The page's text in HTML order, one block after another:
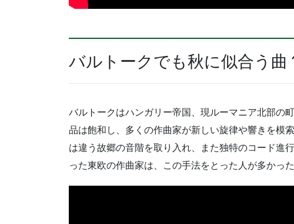
バルトークでも秋に似合う曲
バルトークはハンガリー帝国、現ルーマニア北部の
品は飽和し、多くの作曲家が新しい旋律や響きを模
は違う故郷の音階を取り入れ、また独特のコード進
った東欧の作曲家は、この手法をとった人が多かった